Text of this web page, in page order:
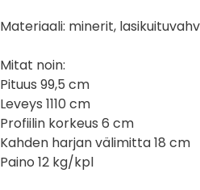
Materiaali: minerit,
Mitat noin:
Pituus 99,5 cm
Leveys 1110 cm
Profiilin korkeus 6 cm
Kahden harjan välimitta 18 cm
Paino 12 kg/kpl